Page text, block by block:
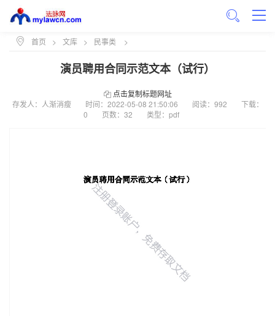
首页 > 文库 > 民事类 >
演员聘用合同示范文本（试行）
点击复制标题网址
存发人：人渐消瘦
时间： 2022-05-08 21:50:06 阅读：992
下载：
0
页数：32 类型：pdf